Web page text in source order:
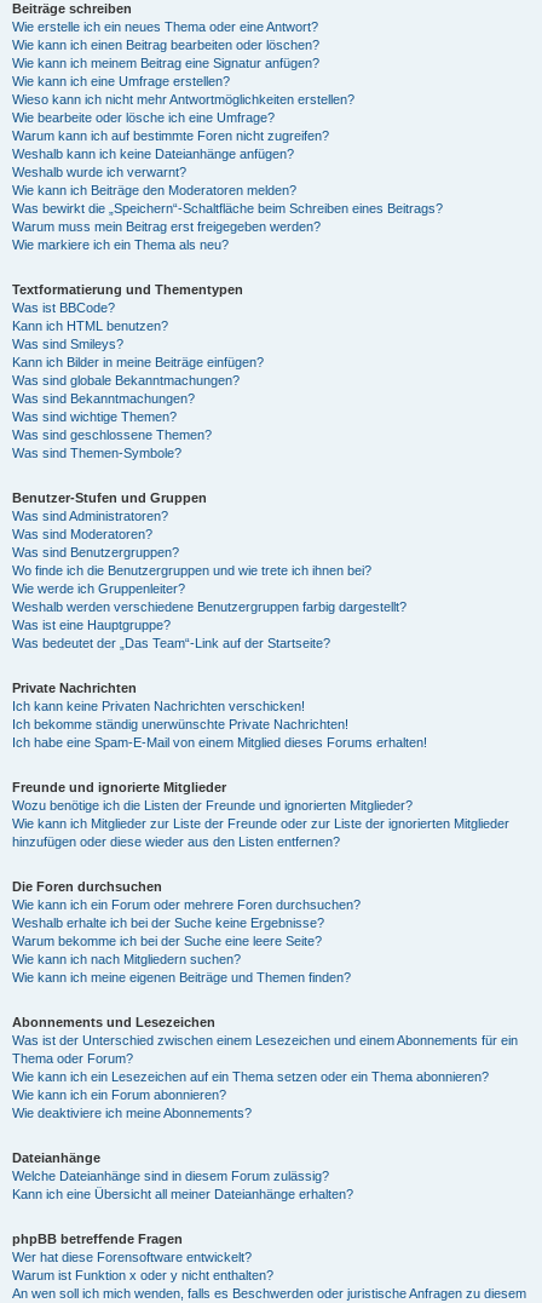
Beiträge schreiben
Wie erstelle ich ein neues Thema oder eine Antwort?
Wie kann ich einen Beitrag bearbeiten oder löschen?
Wie kann ich meinem Beitrag eine Signatur anfügen?
Wie kann ich eine Umfrage erstellen?
Wieso kann ich nicht mehr Antwortmöglichkeiten erstellen?
Wie bearbeite oder lösche ich eine Umfrage?
Warum kann ich auf bestimmte Foren nicht zugreifen?
Weshalb kann ich keine Dateianhänge anfügen?
Weshalb wurde ich verwarnt?
Wie kann ich Beiträge den Moderatoren melden?
Was bewirkt die „Speichern“-Schaltfläche beim Schreiben eines Beitrags?
Warum muss mein Beitrag erst freigegeben werden?
Wie markiere ich ein Thema als neu?
Textformatierung und Thementypen
Was ist BBCode?
Kann ich HTML benutzen?
Was sind Smileys?
Kann ich Bilder in meine Beiträge einfügen?
Was sind globale Bekanntmachungen?
Was sind Bekanntmachungen?
Was sind wichtige Themen?
Was sind geschlossene Themen?
Was sind Themen-Symbole?
Benutzer-Stufen und Gruppen
Was sind Administratoren?
Was sind Moderatoren?
Was sind Benutzergruppen?
Wo finde ich die Benutzergruppen und wie trete ich ihnen bei?
Wie werde ich Gruppenleiter?
Weshalb werden verschiedene Benutzergruppen farbig dargestellt?
Was ist eine Hauptgruppe?
Was bedeutet der „Das Team“-Link auf der Startseite?
Private Nachrichten
Ich kann keine Privaten Nachrichten verschicken!
Ich bekomme ständig unerwünschte Private Nachrichten!
Ich habe eine Spam-E-Mail von einem Mitglied dieses Forums erhalten!
Freunde und ignorierte Mitglieder
Wozu benötige ich die Listen der Freunde und ignorierten Mitglieder?
Wie kann ich Mitglieder zur Liste der Freunde oder zur Liste der ignorierten Mitglieder
hinzufügen oder diese wieder aus den Listen entfernen?
Die Foren durchsuchen
Wie kann ich ein Forum oder mehrere Foren durchsuchen?
Weshalb erhalte ich bei der Suche keine Ergebnisse?
Warum bekomme ich bei der Suche eine leere Seite?
Wie kann ich nach Mitgliedern suchen?
Wie kann ich meine eigenen Beiträge und Themen finden?
Abonnements und Lesezeichen
Was ist der Unterschied zwischen einem Lesezeichen und einem Abonnements für ein
Thema oder Forum?
Wie kann ich ein Lesezeichen auf ein Thema setzen oder ein Thema abonnieren?
Wie kann ich ein Forum abonnieren?
Wie deaktiviere ich meine Abonnements?
Dateianhänge
Welche Dateianhänge sind in diesem Forum zulässig?
Kann ich eine Übersicht all meiner Dateianhänge erhalten?
phpBB betreffende Fragen
Wer hat diese Forensoftware entwickelt?
Warum ist Funktion x oder y nicht enthalten?
An wen soll ich mich wenden, falls es Beschwerden oder juristische Anfragen zu diesem